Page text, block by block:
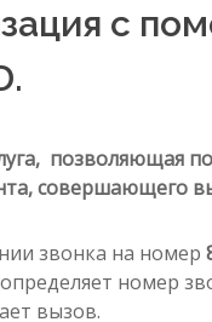
с
позволяющая
совершающего
звонка на номер
номер
вызов.